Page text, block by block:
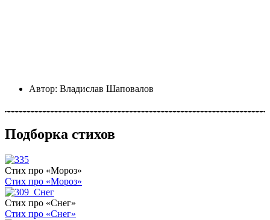
Автор: Владислав Шаповалов
Подборка стихов
Стих про «Мороз»
Стих про «Мороз»
Стих про «Снег»
Стих про «Снег»